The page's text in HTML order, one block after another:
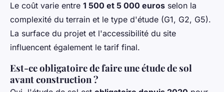
Le coût varie entre 1 500 et 5 000 euros selon la
complexité du terrain et le type d'étude (G1, G2, G5).
La surface du projet et l'accessibilité du site
influencent également le tarif final.
Est-ce obligatoire de faire une étude de sol
avant construction ?